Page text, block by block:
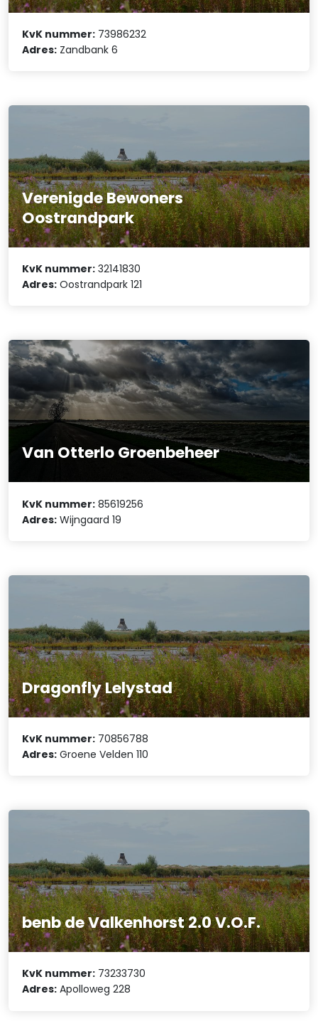
KvK nummer: 73986232
Adres: Zandbank 6
Verenigde Bewoners
Oostrandpark
KvK nummer: 32141830
Adres: Oostrandpark 121
Van Otterlo Groenbeheer
KvK nummer: 85619256
Adres: Wijngaard 19
Dragonfly Lelystad
KvK nummer: 70856788
Adres: Groene Velden 110
benb de Valkenhorst 2.0 V.O.F.
KvK nummer: 73233730
Adres: Apolloweg 228